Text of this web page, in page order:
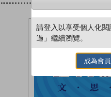
請登入以享受個人化
過」繼續瀏覽。
成為會員